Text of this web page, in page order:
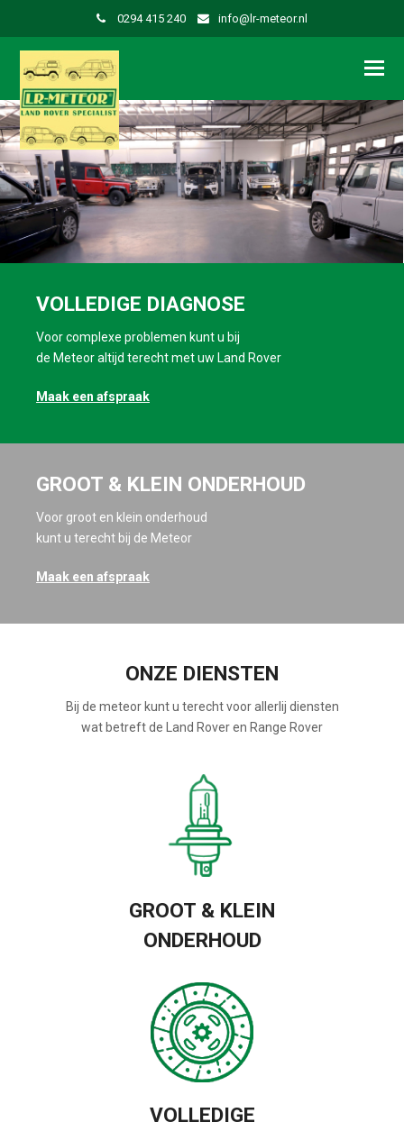
0294 415 240 info@lr-meteor.nl
VOLLEDIGE DIAGNOSE
Voor complexe problemen kunt u bij
de Meteor altijd terecht met uw Land Rover
Maak een afspraak
GROOT & KLEIN ONDERHOUD
Voor groot en klein onderhoud
kunt u terecht bij de Meteor
Maak een afspraak
ONZE DIENSTEN
Bij de meteor kunt u terecht voor allerlij diensten
wat betreft de Land Rover en Range Rover
GROOT & KLEIN
ONDERHOUD
VOLLEDIGE